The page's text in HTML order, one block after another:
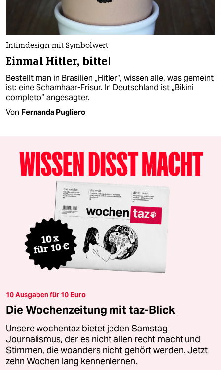
Intimdesign mit Symbolwert
Einmal Hitler, bitte!
Bestellt man in Brasilien „Hitler“, wissen alle, was gemeint
ist: eine Schamhaar-Frisur. In Deutschland ist „Bikini
completo“ angesagter.
Von Fernanda Pugliero
10 Ausgaben für 10 Euro
Die Wochenzeitung mit taz-Blick
Unsere wochentaz bietet jeden Samstag
Journalismus, der es nicht allen recht macht und
Stimmen, die woanders nicht gehört werden. Jetzt
zehn Wochen lang kennenlernen.